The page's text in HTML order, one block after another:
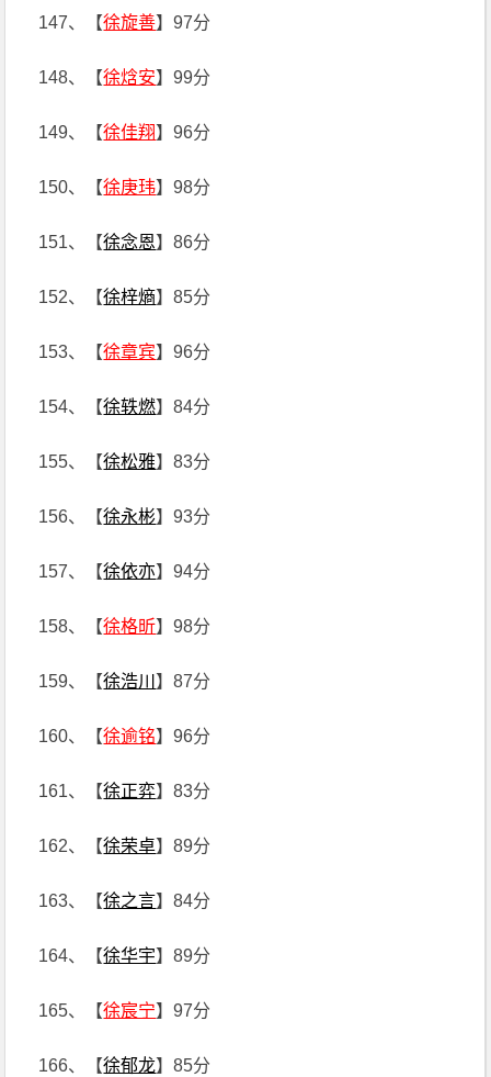
147、【徐旋善】97分
148、【徐焓安】99分
149、【徐佳翔】96分
150、【徐庚玮】98分
151、【徐念恩】86分
152、【徐梓熵】85分
153、【徐章宾】96分
154、【徐轶燃】84分
155、【徐松雅】83分
156、【徐永彬】93分
157、【徐依亦】94分
158、【徐格昕】98分
159、【徐浩川 】87分
160、【徐逾铭】96分
161、【徐正弈】83分
162、【徐荣卓】89分
163、【徐之言】84分
164、【徐华宇】89分
165、【徐宸宁】97分
166、【徐郁龙】85分